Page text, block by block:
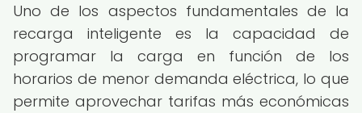
Uno de los aspectos fundamentales de la
recarga inteligente es la capacidad de
programar la carga en función de los
horarios de menor demanda eléctrica, lo que
permite aprovechar tarifas más económicas